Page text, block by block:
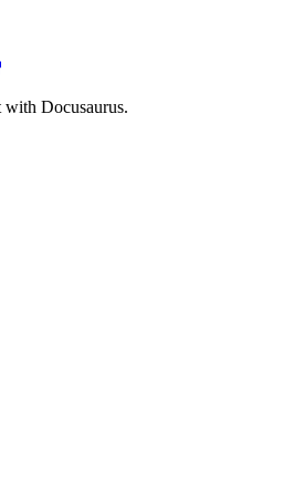
Docusaurus.